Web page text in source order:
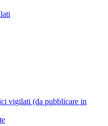
vigilati (da pubblicare in